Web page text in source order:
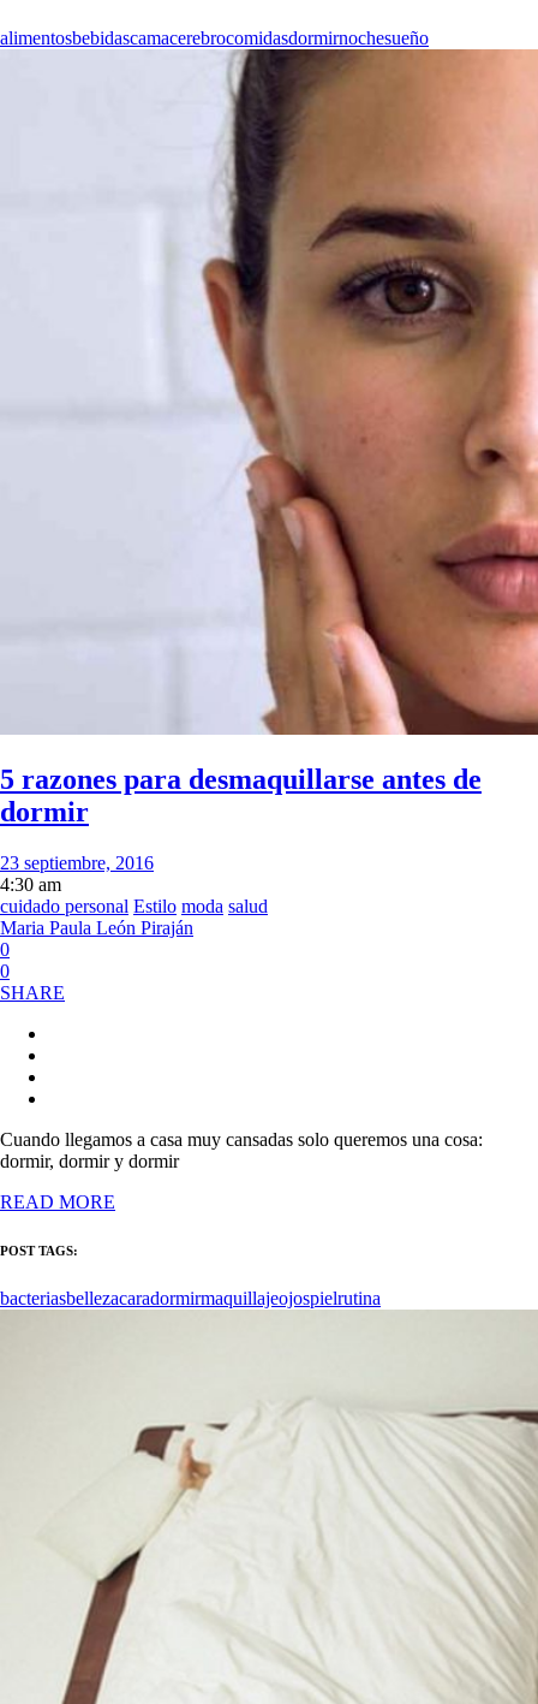
alimentosbebidascamacerebrocomidasdormirnochesueño
5 razones para desmaquillarse antes de
dormir
23 septiembre, 2016
4:30 am
cuidado personal Estilo moda salud
Maria Paula León Piraján
0
0
SHARE
Cuando llegamos a casa muy cansadas solo queremos una cosa:
dormir, dormir y dormir
READ MORE
POST TAGS:
bacteriasbellezacaradormirmaquillajeojospielrutina